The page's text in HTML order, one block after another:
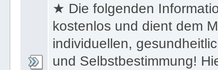
★ Die folgenden
kostenlos und dient dem
individuellen,
und Selbstbestimmung!